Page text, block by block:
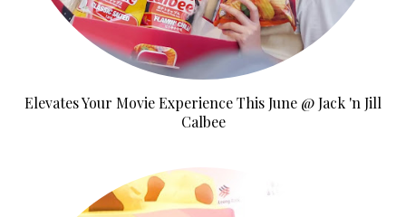
Elevates Your Movie Experience This June @ Jack 'n Jill
Calbee